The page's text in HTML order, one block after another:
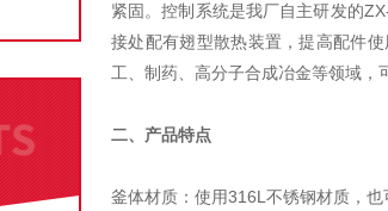
紧固。控制系统是我厂自主研发的
接处配有翅型散热装置，提高配件
工、制药、高分子合成冶金等领域，
二、产品特点
釜体材质：使用316L不锈钢材质，